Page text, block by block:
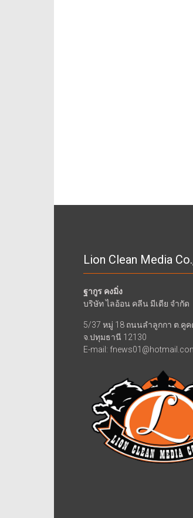
Lion Clean Media
ฐากูร คงมิ่ง
บริษัท ไลอ้อน คลีน มีเดีย จำกัด
5/37 หมู่ 18 ถนนลำลูกกา ต.คูค
จ.ปทุมธานี 12130
E-mail: